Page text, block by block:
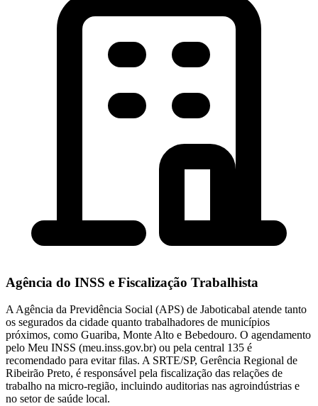
Agência do INSS e Fiscalização Trabalhista
A Agência da Previdência Social (APS) de Jaboticabal atende tanto
os segurados da cidade quanto trabalhadores de municípios
próximos, como Guariba, Monte Alto e Bebedouro. O agendamento
pelo Meu INSS (meu.inss.gov.br) ou pela central 135 é
recomendado para evitar filas. A SRTE/SP, Gerência Regional de
Ribeirão Preto, é responsável pela fiscalização das relações de
trabalho na micro-região, incluindo auditorias nas agroindústrias e
no setor de saúde local.